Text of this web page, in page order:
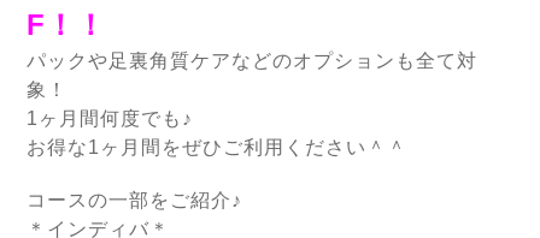
F！！
パックや足裏角質ケアなどのオプションも全て対
象！
1ヶ月間何度でも♪
お得な1ヶ月間をぜひご利用ください＾＾
コースの一部をご紹介♪
＊インディバ＊